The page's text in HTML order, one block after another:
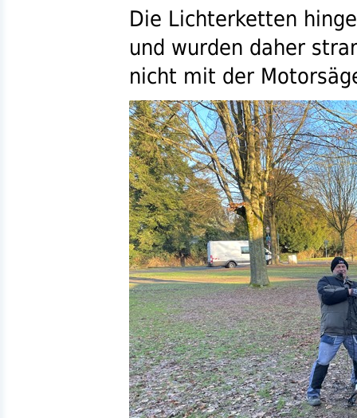
Die Lichterketten
und wurden daher
nicht mit der